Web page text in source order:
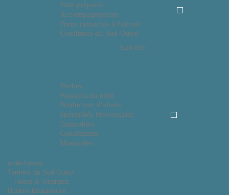
Plats préparés
Accompagnement
Fruits rafraichis à l'alcool
Confitures du Sud-Ouest
Sud-Est
Herbes
Poissons du midi
Producteur d'olives
Spécialités Provençales
Tartinables
Condiments
Moutardes
ardéchoises
Terrines du Sud-Ouest
Huiles & Vinaigres
Huilerie Beaujolaise